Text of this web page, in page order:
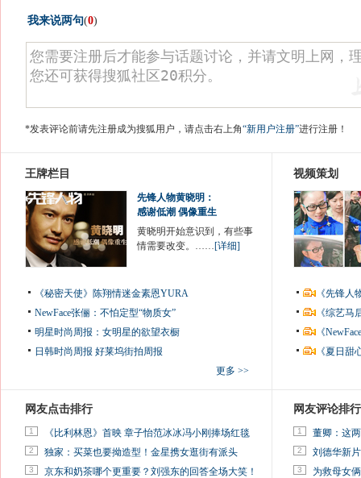
我来说两句(0)
*发表评论前请先注册成为搜狐用户，请点击右上角“新用户注册”进行注册！
王牌栏目
先锋人物黄晓明：
感谢低潮 偶像重生
黄晓明开始意识到，有些事
情需要改变。……[详细]
《秘密天使》陈翔情迷金素恩YURA
NewFace张俪：不怕定型“物质女”
明星时尚周报：女明星的欲望衣橱
日韩时尚周报 好莱坞街拍周报
更多 >>
视频策划
《先锋
《综艺
《
《夏日
网友点击排行
1 《比利林恩》首映 章子怡范冰冰冯小刚捧场红毯
2 独家：买菜也要拗造型！金星携女逛街有派头
3 京东和奶茶哪个更重要？刘强东的回答全场大笑！
网友评论排行
1 董卿：这
2 刘德华新
3 为救母女